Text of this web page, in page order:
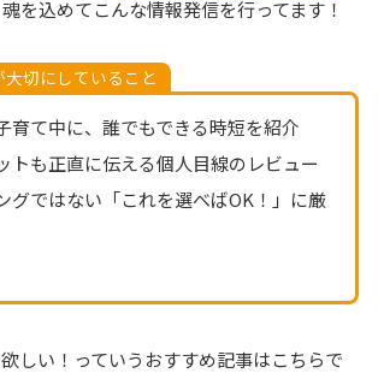
を込めてこんな情報発信を行ってます！
切にしていること
育て中に、誰でもできる時短を紹介
トも正直に伝える個人目線のレビュー
グではない「これを選べばOK！」に厳
しい！っていうおすすめ記事はこちらで